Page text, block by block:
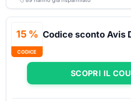
15 %
CODICE
Codice sconto Avis
SCOPRI IL